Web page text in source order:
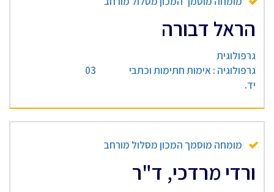
הראל דבורה
גרפולוגית
גרפולוגיה : אימות חתימות וכתבי
יד.
03
מומחה מוסמך המכון מסלול מורחב
ורדי מרדכי, ד"ר